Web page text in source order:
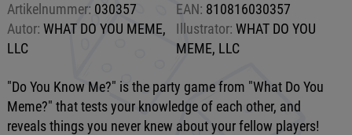
Artikelnummer: 030357 EAN: 810816030357
Autor: WHAT DO YOU MEME,
LLC
Illustrator: WHAT DO YOU
MEME, LLC
"Do You Know Me?" is the party game from "What Do You
Meme?" that tests your knowledge of each other, and
reveals things you never knew about your fellow players!